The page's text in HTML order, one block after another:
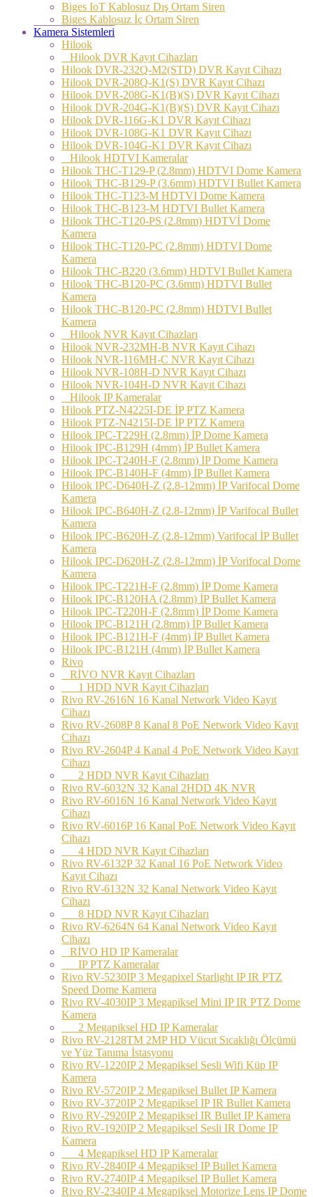
Biges IoT Kablosuz Dış Ortam Siren
Biges Kablosuz İç Ortam Siren
Kamera Sistemleri
Hilook
Hilook DVR Kayıt Cihazları
Hilook DVR-232Q-M2(STD) DVR Kayıt Cihazı
Hilook DVR-208Q-K1(S) DVR Kayıt Cihazı
Hilook DVR-208G-K1(B)(S) DVR Kayıt Cihazı
Hilook DVR-204G-K1(B)(S) DVR Kayıt Cihazı
Hilook DVR-116G-K1 DVR Kayıt Cihazı
Hilook DVR-108G-K1 DVR Kayıt Cihazı
Hilook DVR-104G-K1 DVR Kayıt Cihazı
Hilook HDTVI Kameralar
Hilook THC-T129-P (2.8mm) HDTVI Dome Kamera
Hilook THC-B129-P (3.6mm) HDTVI Bullet Kamera
Hilook THC-T123-M HDTVI Dome Kamera
Hilook THC-B123-M HDTVI Bullet Kamera
Hilook THC-T120-PS (2.8mm) HDTVİ Dome
Kamera
Hilook THC-T120-PC (2.8mm) HDTVI Dome
Kamera
Hilook THC-B220 (3.6mm) HDTVI Bullet Kamera
Hilook THC-B120-PC (3.6mm) HDTVI Bullet
Kamera
Hilook THC-B120-PC (2.8mm) HDTVI Bullet
Kamera
Hilook NVR Kayıt Cihazları
Hilook NVR-232MH-B NVR Kayıt Cihazı
Hilook NVR-116MH-C NVR Kayıt Cihazı
Hilook NVR-108H-D NVR Kayıt Cihazı
Hilook NVR-104H-D NVR Kayıt Cihazı
Hilook IP Kameralar
Hilook PTZ-N4225I-DE İP PTZ Kamera
Hilook PTZ-N4215I-DE İP PTZ Kamera
Hilook IPC-T229H (2.8mm) İP Dome Kamera
Hilook IPC-B129H (4mm) İP Bullet Kamera
Hilook IPC-T240H-F (2.8mm) İP Dome Kamera
Hilook IPC-B140H-F (4mm) İP Bullet Kamera
Hilook IPC-D640H-Z (2.8-12mm) İP Varifocal Dome
Kamera
Hilook IPC-B640H-Z (2.8-12mm) İP Varifocal Bullet
Kamera
Hilook IPC-B620H-Z (2.8-12mm) Varifocal İP Bullet
Kamera
Hilook IPC-D620H-Z (2.8-12mm) İP Vorifocal Dome
Kamera
Hilook IPC-T221H-F (2.8mm) İP Dome Kamera
Hilook IPC-B120HA (2.8mm) İP Bullet Kamera
Hilook IPC-T220H-F (2.8mm) İP Dome Kamera
Hilook IPC-B121H (2.8mm) İP Bullet Kamera
Hilook IPC-B121H-F (4mm) İP Bullet Kamera
Hilook IPC-B121H (4mm) İP Bullet Kamera
Rivo
RİVO NVR Kayıt Cihazları
1 HDD NVR Kayıt Cihazları
Rivo RV-2616N 16 Kanal Network Video Kayıt
Cihazı
Rivo RV-2608P 8 Kanal 8 PoE Network Video Kayıt
Cihazı
Rivo RV-2604P 4 Kanal 4 PoE Network Video Kayıt
Cihazı
2 HDD NVR Kayıt Cihazları
Rivo RV-6032N 32 Kanal 2HDD 4K NVR
Rivo RV-6016N 16 Kanal Network Video Kayıt
Cihazı
Rivo RV-6016P 16 Kanal PoE Network Video Kayıt
Cihazı
4 HDD NVR Kayıt Cihazları
Rivo RV-6132P 32 Kanal 16 PoE Network Video
Kayıt Cihazı
Rivo RV-6132N 32 Kanal Network Video Kayıt
Cihazı
8 HDD NVR Kayıt Cihazları
Rivo RV-6264N 64 Kanal Network Video Kayıt
Cihazı
RİVO HD IP Kameralar
IP PTZ Kameralar
Rivo RV-5230IP 3 Megapixel Starlight IP IR PTZ
Speed Dome Kamera
Rivo RV-4030IP 3 Megapiksel Mini IP IR PTZ Dome
Kamera
2 Megapiksel HD IP Kameralar
Rivo RV-2128TM 2MP HD Vücut Sıcaklığı Ölçümü
ve Yüz Tanıma İstasyonu
Rivo RV-1220IP 2 Megapiksel Sesli Wifi Küp IP
Kamera
Rivo RV-5720IP 2 Megapiksel Bullet IP Kamera
Rivo RV-3720IP 2 Megapiksel IP IR Bullet Kamera
Rivo RV-2920IP 2 Megapiksel IR Bullet IP Kamera
Rivo RV-1920IP 2 Megapiksel Sesli IR Dome IP
Kamera
4 Megapiksel HD IP Kameralar
Rivo RV-2840IP 4 Megapiksel IP Bullet Kamera
Rivo RV-2740IP 4 Megapiksel IP Bullet Kamera
Rivo RV-2340IP 4 Megapiksel Motorize Lens IP Dome